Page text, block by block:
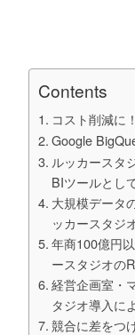
Contents
コスト削減に
Google
ルッカースタ
BIツールとし
大規模データ
ッカースタジ
年商100億円
ースタジオの
経営企画室・
タジオ導入に
競合に差をつ